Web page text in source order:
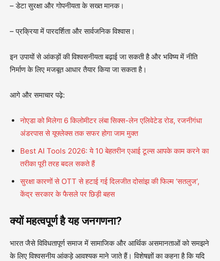
– डेटा सुरक्षा और गोपनीयता के सख्त मानक।
– प्रक्रिया में पारदर्शिता और सार्वजनिक विश्वास।
इन उपायों से आंकड़ों की विश्वसनीयता बढ़ाई जा सकती है और भविष्य में नीति
निर्माण के लिए मजबूत आधार तैयार किया जा सकता है।
आगे और समाचार पढ़े:
नोएडा को मिलेगा 6 किलोमीटर लंबा सिक्स-लेन एलिवेटेड रोड, रजनीगंधा
अंडरपास से यूफ्लेक्स तक सफर होगा जाम मुक्त
Best AI Tools 2026: ये 10 बेहतरीन एआई टूल्स आपके काम करने का
तरीका पूरी तरह बदल सकते हैं
सुरक्षा कारणों से OTT से हटाई गई दिलजीत दोसांझ की फिल्म ‘सतलुज’,
केंद्र सरकार के फैसले पर छिड़ी बहस
क्यों महत्वपूर्ण है यह जनगणना?
भारत जैसे विविधतापूर्ण समाज में सामाजिक और आर्थिक असमानताओं को समझने
के लिए विश्वसनीय आंकड़े आवश्यक माने जाते हैं। विशेषज्ञों का कहना है कि यदि